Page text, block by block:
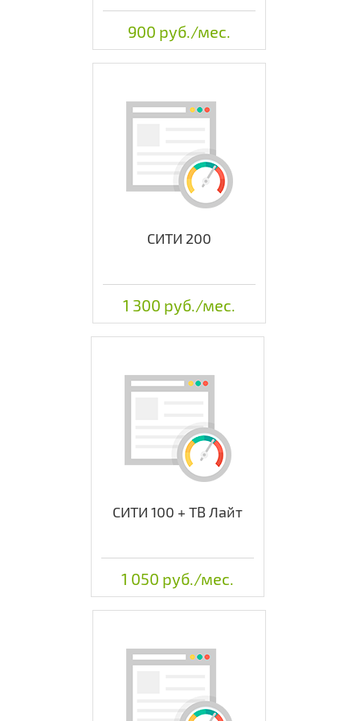
900 руб./мес.
СИТИ 200
1 300 руб./мес.
СИТИ 100 + ТВ Лайт
1 050 руб./мес.